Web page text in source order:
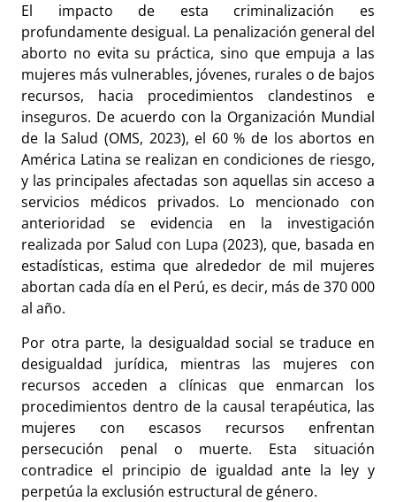
El impacto de esta criminalización es
profundamente desigual. La penalización general del
aborto no evita su práctica, sino que empuja a las
mujeres más vulnerables, jóvenes, rurales o de bajos
recursos, hacia procedimientos clandestinos e
inseguros. De acuerdo con la Organización Mundial
de la Salud (OMS, 2023), el 60 % de los abortos en
América Latina se realizan en condiciones de riesgo,
y las principales afectadas son aquellas sin acceso a
servicios médicos privados. Lo mencionado con
anterioridad se evidencia en la investigación
realizada por Salud con Lupa (2023), que, basada en
estadísticas, estima que alrededor de mil mujeres
abortan cada día en el Perú, es decir, más de 370 000
al año.
Por otra parte, la desigualdad social se traduce en
desigualdad jurídica, mientras las mujeres con
recursos acceden a clínicas que enmarcan los
procedimientos dentro de la causal terapéutica, las
mujeres con escasos recursos enfrentan
persecución penal o muerte. Esta situación
contradice el principio de igualdad ante la ley y
perpetúa la exclusión estructural de género.